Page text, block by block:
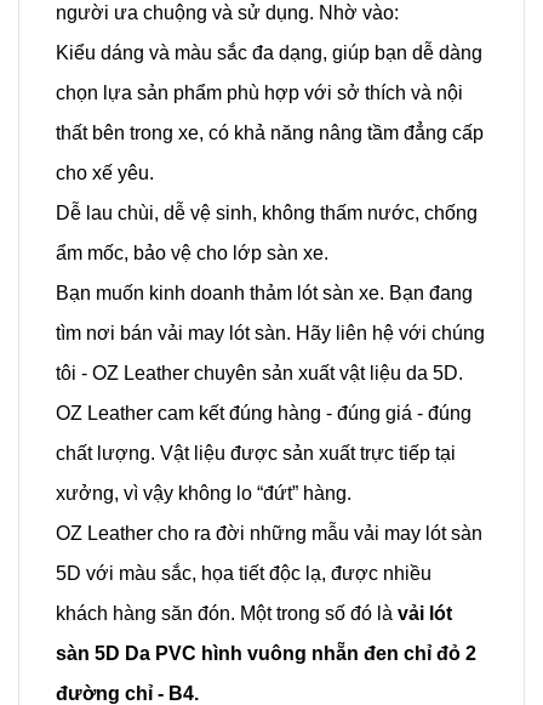
người ưa chuộng và sử dụng. Nhờ vào:
Kiểu dáng và màu sắc đa dạng, giúp bạn dễ dàng
chọn lựa sản phẩm phù hợp với sở thích và nội
thất bên trong xe, có khả năng nâng tầm đẳng cấp
cho xế yêu.
Dễ lau chùi, dễ vệ sinh, không thấm nước, chống
ẩm mốc, bảo vệ cho lớp sàn xe.
Bạn muốn kinh doanh thảm lót sàn xe. Bạn đang
tìm nơi bán vải may lót sàn. Hãy liên hệ với chúng
tôi - OZ Leather chuyên sản xuất vật liệu da 5D.
OZ Leather cam kết đúng hàng - đúng giá - đúng
chất lượng. Vật liệu được sản xuất trực tiếp tại
xưởng, vì vậy không lo “đứt” hàng.
OZ Leather cho ra đời những mẫu vải may lót sàn
5D với màu sắc, họa tiết độc lạ, được nhiều
khách hàng săn đón. Một trong số đó là vải lót
sàn 5D Da PVC hình vuông nhẵn đen chỉ đỏ 2
đường chỉ - B4.